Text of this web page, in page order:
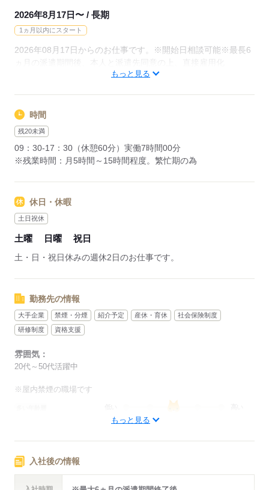
2026年8月17日〜 / 長期
1ヵ月以内にスタート
2026年08月17日からのお仕事です。※開始日相談可能※最長6
ヵ月の派遣期間後、本人と派遣先同意の上、直接雇用化
応募する
もっと見る
時間
残20未満
09：30-17：30（休憩60分）実働7時間00分
※残業時間：月5時間～15時間程度。繁忙期の為
休日・休暇
土日祝休
土曜 日曜 祝日
土・日・祝日休みの週休2日のお仕事です。
勤務先の情報
大手企業 禁煙・分煙 紹介予定 産休・育休
社会保険制度
研修制度
資格支援
雰囲気：
20代～50代活躍中
※屋内禁煙の職場です
仕事の仕方
もっと見る
入社後の情報